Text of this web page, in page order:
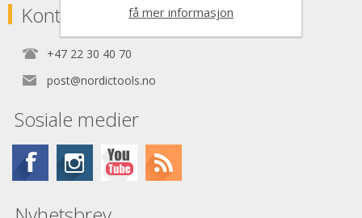
Kontaktinformasjon
+47 22 30 40 70
post@nordictools.no
Sosiale medier
få mer informasjon